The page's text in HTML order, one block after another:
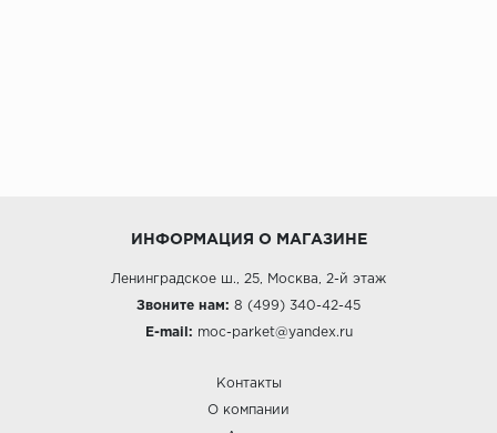
ИНФОРМАЦИЯ О МАГАЗИНЕ
Ленинградское ш., 25, Москва, 2-й этаж
Звоните нам: 8 (499) 340-42-45
E-mail: moc-parket@yandex.ru
Контакты
О компании